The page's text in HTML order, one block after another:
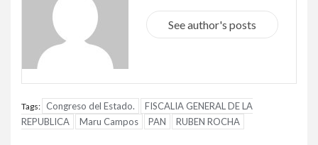
See author's posts
Tags: Congreso del Estado.
FISCALIA GENERAL DE LA
REPUBLICA
Maru Campos PAN RUBEN ROCHA